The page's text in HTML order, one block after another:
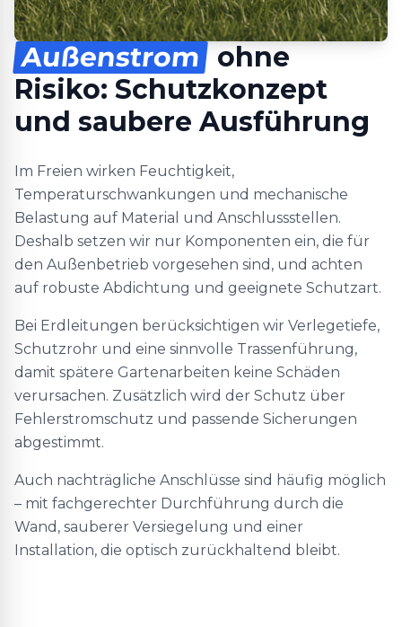
Außenstrom ohne
Risiko: Schutzkonzept
und saubere Ausführung
Im Freien wirken Feuchtigkeit,
Temperaturschwankungen und mechanische
Belastung auf Material und Anschlussstellen.
Deshalb setzen wir nur Komponenten ein, die für
den Außenbetrieb vorgesehen sind, und achten
auf robuste Abdichtung und geeignete Schutzart.
Bei Erdleitungen berücksichtigen wir Verlegetiefe,
Schutzrohr und eine sinnvolle Trassenführung,
damit spätere Gartenarbeiten keine Schäden
verursachen. Zusätzlich wird der Schutz über
Fehlerstromschutz und passende Sicherungen
abgestimmt.
Auch nachträgliche Anschlüsse sind häufig möglich
– mit fachgerechter Durchführung durch die
Wand, sauberer Versiegelung und einer
Installation, die optisch zurückhaltend bleibt.